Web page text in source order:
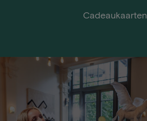
Cadeaukaarten